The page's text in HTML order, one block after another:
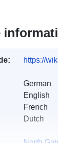
https://
German
English
French
Dutch